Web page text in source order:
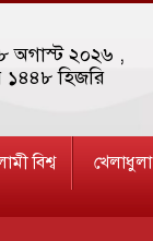
অগাস্ট ২০২৬ ,
হিজরি
বিশ্ব খেলাধুলা